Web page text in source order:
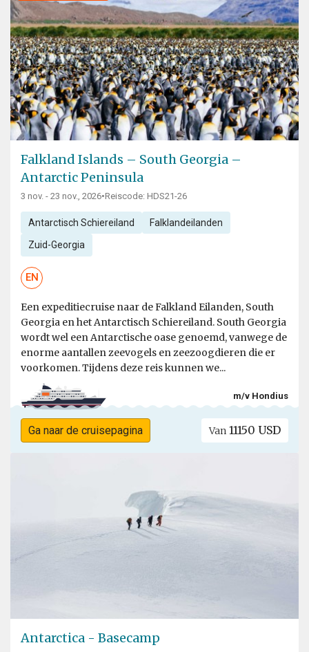
Falkland Islands – South Georgia –
Antarctic Peninsula
3 nov. - 23 nov., 2026•Reiscode: HDS21-26
Antarctisch Schiereiland Falklandeilanden
Zuid-Georgia
EN
Een expeditiecruise naar de Falkland Eilanden, South
Georgia en het Antarctisch Schiereiland. South Georgia
wordt wel een Antarctische oase genoemd, vanwege de
enorme aantallen zeevogels en zeezoogdieren die er
voorkomen. Tijdens deze reis kunnen we...
m/v Hondius
Ga naar de cruisepagina Van 11150 USD
Antarctica - Basecamp